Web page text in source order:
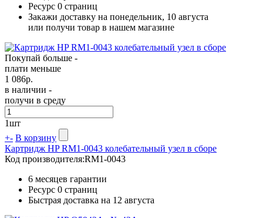
Ресурс 0 страниц
Закажи доставку на понедельник, 10 августа
или получи товар в нашем магазине
Покупай больше -
плати меньше
1 086р.
в наличии -
получи в среду
1шт
+- В корзину
Картридж HP RM1-0043 колебательный узел в сборе
Код производителя:RM1-0043
6 месяцев гарантии
Ресурс 0 страниц
Быстрая доставка на 12 августа